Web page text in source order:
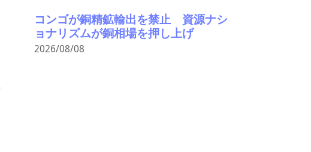
コンゴが銅精鉱輸出を禁止 資源ナシ
ョナリズムが銅相場を押し上げ
2026/08/08